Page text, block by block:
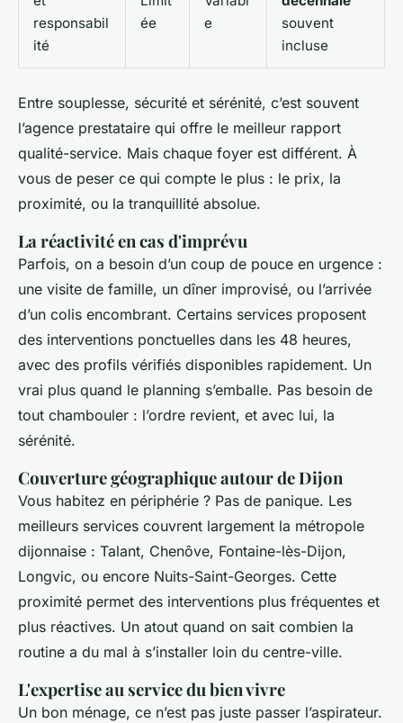
responsabil
ité
ée
e
souvent
incluse
Entre souplesse, sécurité et sérénité, c’est souvent
l’agence prestataire qui offre le meilleur rapport
qualité-service. Mais chaque foyer est différent. À
vous de peser ce qui compte le plus : le prix, la
proximité, ou la tranquillité absolue.
La réactivité en cas d'imprévu
Parfois, on a besoin d’un coup de pouce en urgence :
une visite de famille, un dîner improvisé, ou l’arrivée
d’un colis encombrant. Certains services proposent
des interventions ponctuelles dans les 48 heures,
avec des profils vérifiés disponibles rapidement. Un
vrai plus quand le planning s’emballe. Pas besoin de
tout chambouler : l’ordre revient, et avec lui, la
sérénité.
Couverture géographique autour de Dijon
Vous habitez en périphérie ? Pas de panique. Les
meilleurs services couvrent largement la métropole
dijonnaise : Talant, Chenôve, Fontaine-lès-Dijon,
Longvic, ou encore Nuits-Saint-Georges. Cette
proximité permet des interventions plus fréquentes et
plus réactives. Un atout quand on sait combien la
routine a du mal à s’installer loin du centre-ville.
L'expertise au service du bien vivre
Un bon ménage, ce n’est pas juste passer l’aspirateur.